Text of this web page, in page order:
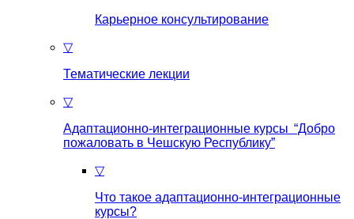
Карьерное консультирование
▽
Тематические лекции
▽
Адаптационно-интеграционные курсы “Добро
пожаловать в Чешскую Республику”
▽
Что такое aдаптационно-интеграционные
курсы?